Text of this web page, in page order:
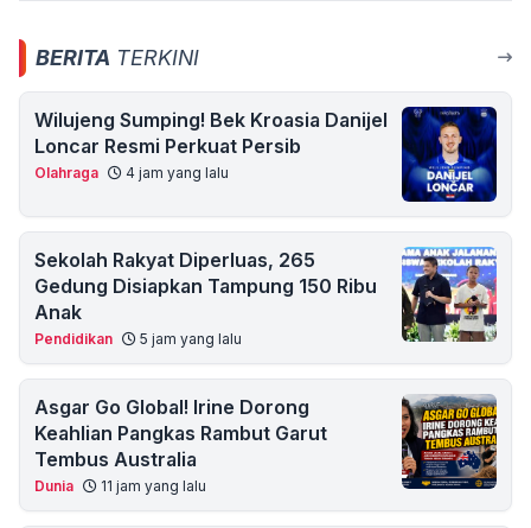
BERITA TERKINI
Wilujeng Sumping! Bek Kroasia Danijel
Loncar Resmi Perkuat Persib
Olahraga 4 jam yang lalu
Sekolah Rakyat Diperluas, 265
Gedung Disiapkan Tampung 150 Ribu
Anak
Pendidikan 5 jam yang lalu
Asgar Go Global! Irine Dorong
Keahlian Pangkas Rambut Garut
Tembus Australia
Dunia 11 jam yang lalu